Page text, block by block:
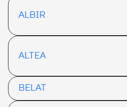
ALBIR
ALTEA
BELAT